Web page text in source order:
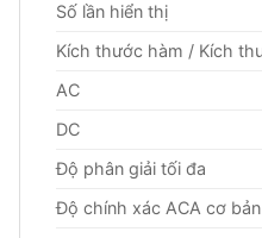
Số lần hiển thị
Kích thước hàm / Kích
AC
DC
Độ phân giải tối đa
Độ chính xác ACA cơ